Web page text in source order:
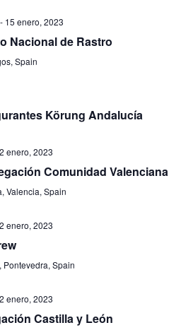
- 15 enero, 2023
Nacional de Rastro
Spain
Körung Andalucía
enero, 2023
Comunidad Valenciana
Valencia, Spain
enero, 2023
Pontevedra, Spain
enero, 2023
Castilla y León